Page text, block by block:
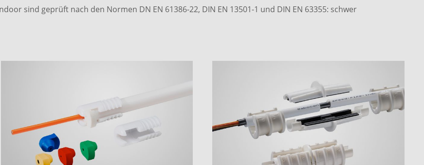
sind geprüft nach den Normen DN EN 61386-22, DIN EN 13501-1 und DIN EN 63355: schwer